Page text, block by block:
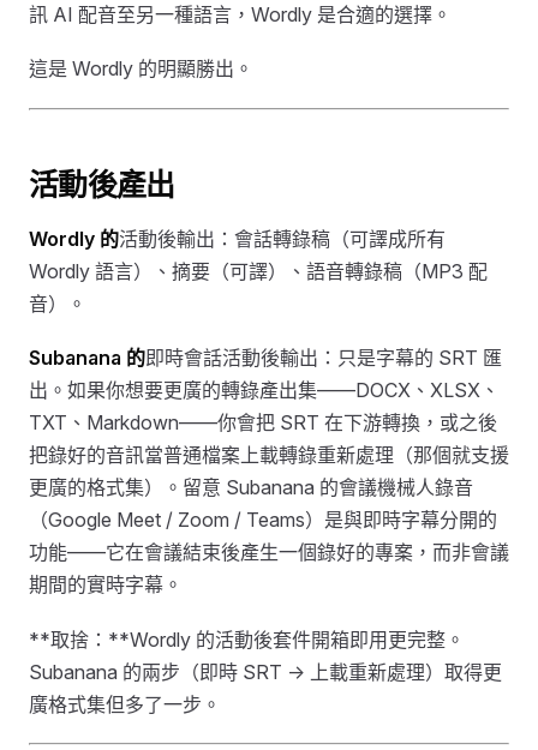
訊 AI 配音至另一種語言，Wordly 是合適的選擇。
這是 Wordly 的明顯勝出。
活動後產出
Wordly 的活動後輸出：會話轉錄稿（可譯成所有
Wordly 語言）、摘要（可譯）、語音轉錄稿（MP3 配
音）。
Subanana 的即時會話活動後輸出：只是字幕的 SRT 匯
出。如果你想要更廣的轉錄產出集——DOCX、XLSX、
TXT、Markdown——你會把 SRT 在下游轉換，或之後
把錄好的音訊當普通檔案上載轉錄重新處理（那個就支援
更廣的格式集）。留意 Subanana 的會議機械人錄音
（Google Meet / Zoom / Teams）是與即時字幕分開的
功能——它在會議結束後產生一個錄好的專案，而非會議
期間的實時字幕。
**取捨：**Wordly 的活動後套件開箱即用更完整。
Subanana 的兩步（即時 SRT → 上載重新處理）取得更
廣格式集但多了一步。